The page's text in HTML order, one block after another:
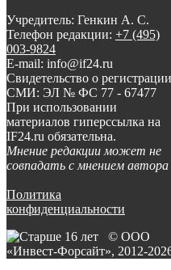
Учредитель: Генкин А. С.
Телефон редакции: +7 (495)
003-9824
E-mail: info@if24.ru
Свидетельство о регистрации
СМИ: ЭЛ № ФС 77 - 67477
При использовании
материалов гиперссылка на
IF24.ru обязательна.
Мнение редакции может не
совпадать с мнением автора
Политика
конфиденциальности
© ООО
«Инвест-Форсайт», 2012-